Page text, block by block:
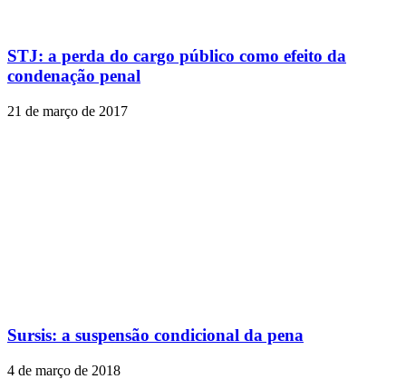
STJ: a perda do cargo público como efeito da
condenação penal
21 de março de 2017
Sursis: a suspensão condicional da pena
4 de março de 2018